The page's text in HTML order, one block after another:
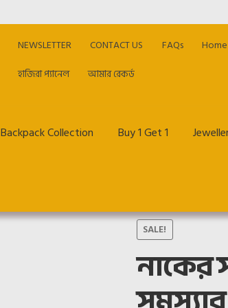
NEWSLETTER CONTACT US FAQs
হাজিরা প্যানেল
আমার রেকর্ড
Backpack Collection Buy 1 Get 1
My account
হাজিরা প্যানেল
SALE!
নাকের